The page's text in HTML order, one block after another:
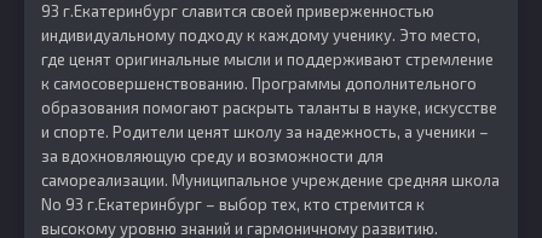
93 г.Екатеринбург славится своей приверженностью
индивидуальному подходу к каждому ученику. Это место,
где ценят оригинальные мысли и поддерживают стремление
к самосовершенствованию. Программы дополнительного
образования помогают раскрыть таланты в науке, искусстве
и спорте. Родители ценят школу за надежность, а ученики –
за вдохновляющую среду и возможности для
самореализации. Муниципальное учреждение средняя школа
No 93 г.Екатеринбург – выбор тех, кто стремится к
высокому уровню знаний и гармоничному развитию.